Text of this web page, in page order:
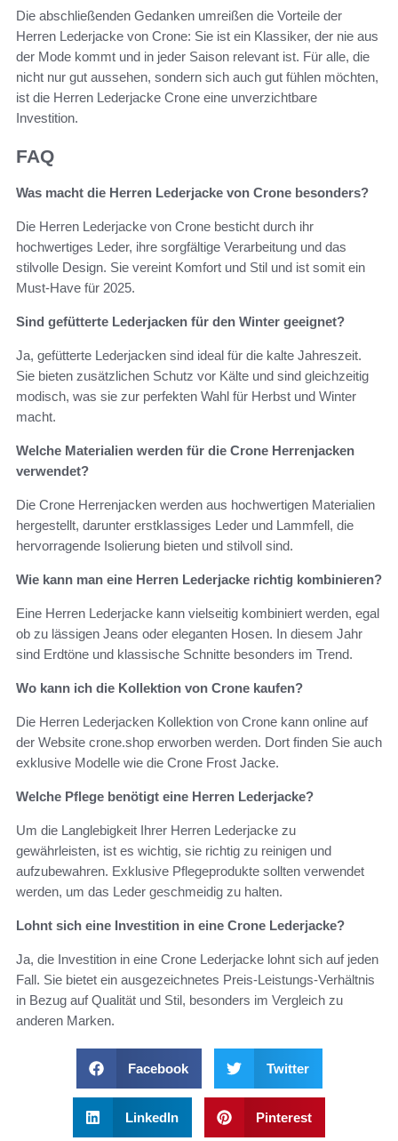
Die abschließenden Gedanken umreißen die Vorteile der
Herren Lederjacke von Crone: Sie ist ein Klassiker, der nie aus
der Mode kommt und in jeder Saison relevant ist. Für alle, die
nicht nur gut aussehen, sondern sich auch gut fühlen möchten,
ist die Herren Lederjacke Crone eine unverzichtbare
Investition.
FAQ
Was macht die Herren Lederjacke von Crone besonders?
Die Herren Lederjacke von Crone besticht durch ihr
hochwertiges Leder, ihre sorgfältige Verarbeitung und das
stilvolle Design. Sie vereint Komfort und Stil und ist somit ein
Must-Have für 2025.
Sind gefütterte Lederjacken für den Winter geeignet?
Ja, gefütterte Lederjacken sind ideal für die kalte Jahreszeit.
Sie bieten zusätzlichen Schutz vor Kälte und sind gleichzeitig
modisch, was sie zur perfekten Wahl für Herbst und Winter
macht.
Welche Materialien werden für die Crone Herrenjacken
verwendet?
Die Crone Herrenjacken werden aus hochwertigen Materialien
hergestellt, darunter erstklassiges Leder und Lammfell, die
hervorragende Isolierung bieten und stilvoll sind.
Wie kann man eine Herren Lederjacke richtig kombinieren?
Eine Herren Lederjacke kann vielseitig kombiniert werden, egal
ob zu lässigen Jeans oder eleganten Hosen. In diesem Jahr
sind Erdtöne und klassische Schnitte besonders im Trend.
Wo kann ich die Kollektion von Crone kaufen?
Die Herren Lederjacken Kollektion von Crone kann online auf
der Website crone.shop erworben werden. Dort finden Sie auch
exklusive Modelle wie die Crone Frost Jacke.
Welche Pflege benötigt eine Herren Lederjacke?
Um die Langlebigkeit Ihrer Herren Lederjacke zu
gewährleisten, ist es wichtig, sie richtig zu reinigen und
aufzubewahren. Exklusive Pflegeprodukte sollten verwendet
werden, um das Leder geschmeidig zu halten.
Lohnt sich eine Investition in eine Crone Lederjacke?
Ja, die Investition in eine Crone Lederjacke lohnt sich auf jeden
Fall. Sie bietet ein ausgezeichnetes Preis-Leistungs-Verhältnis
in Bezug auf Qualität und Stil, besonders im Vergleich zu
anderen Marken.
Facebook Twitter
LinkedIn Pinterest